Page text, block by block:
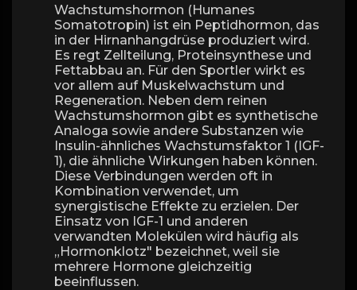
Wachstumshormon (Humanes
Somatotropin) ist ein Peptidhormon, das
in der Hirnanhangdrüse produziert wird.
Es regt Zellteilung, Proteinsynthese und
Fettabbau an. Für den Sportler wirkt es
vor allem auf Muskelwachstum und
Regeneration. Neben dem reinen
Wachstumshormon gibt es synthetische
Analoga sowie andere Substanzen wie
Insulin-ähnliches Wachstumsfaktor 1 (IGF-
1), die ähnliche Wirkungen haben können.
Diese Verbindungen werden oft in
Kombination verwendet, um
synergistische Effekte zu erzielen. Der
Einsatz von IGF-1 und anderen
verwandten Molekülen wird häufig als
„Hormonklotz" bezeichnet, weil sie
mehrere Hormone gleichzeitig
beeinflussen.